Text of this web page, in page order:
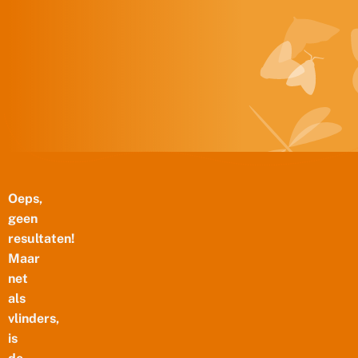
Oeps,
geen
resultaten!
Maar
net
als
vlinders,
is